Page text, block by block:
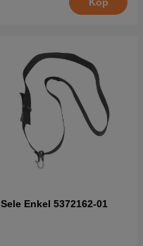
Köp
Sele Enkel 5372162-01